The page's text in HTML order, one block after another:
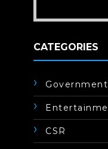
CATEGORIES
Government
CSR